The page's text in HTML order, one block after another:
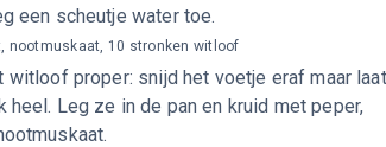
een scheutje water toe.
witloof proper: snijd het voetje eraf maar laat
heel. Leg ze in de pan en kruid met peper,
nootmuskaat, 10 stronken witloof